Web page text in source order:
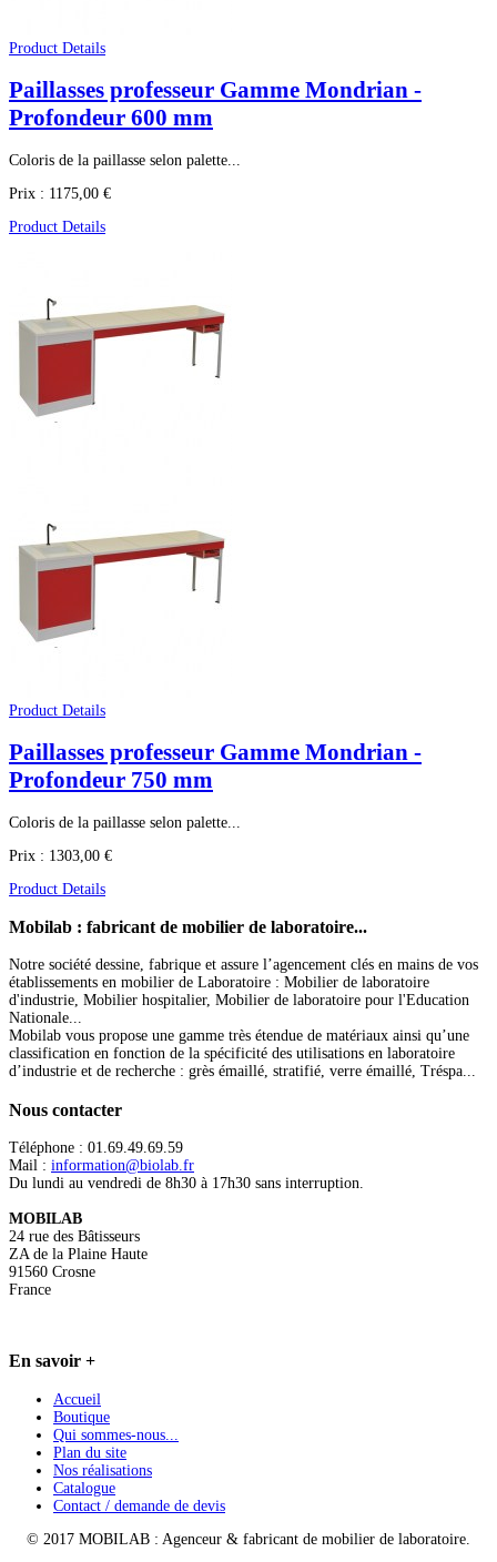
Product Details
Paillasses professeur Gamme Mondrian -
Profondeur 600 mm
Coloris de la paillasse selon palette...
Prix : 1175,00 €
Product Details
Product Details
Paillasses professeur Gamme Mondrian -
Profondeur 750 mm
Coloris de la paillasse selon palette...
Prix : 1303,00 €
Product Details
Mobilab : fabricant de mobilier de laboratoire...
Notre société dessine, fabrique et assure l’agencement clés en mains de vos
établissements en mobilier de Laboratoire : Mobilier de laboratoire
d'industrie, Mobilier hospitalier, Mobilier de laboratoire pour l'Education
Nationale...
Mobilab vous propose une gamme très étendue de matériaux ainsi qu’une
classification en fonction de la spécificité des utilisations en laboratoire
d’industrie et de recherche : grès émaillé, stratifié, verre émaillé, Tréspa...
Nous contacter
Téléphone : 01.69.49.69.59
Mail : information@biolab.fr
Du lundi au vendredi de 8h30 à 17h30 sans interruption.
MOBILAB
24 rue des Bâtisseurs
ZA de la Plaine Haute
91560 Crosne
France
En savoir +
Accueil
Boutique
Qui sommes-nous...
Plan du site
Nos réalisations
Catalogue
Contact / demande de devis
© 2017 MOBILAB : Agenceur & fabricant de mobilier de laboratoire.